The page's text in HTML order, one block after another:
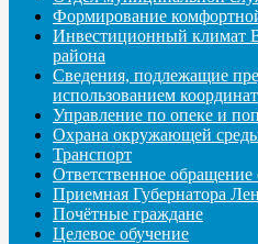
Формирование
Инвестиционный климат
района
Сведения, подлежащие
использованием координат
Управление по опеке и
Охрана окружающей
Транспорт
Ответственное
Приемная Губернатора
Почётные граждане
Целевое обучение